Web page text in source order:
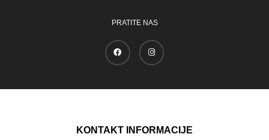
PRATITE NAS
KONTAKT INFORMACIJE